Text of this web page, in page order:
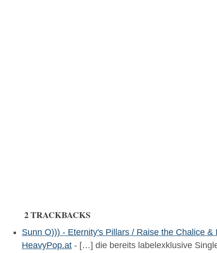
2 TRACKBACKS
Sunn O))) - Eternity's Pillars / Raise the Chalice &
HeavyPop.at - […] die bereits labelexklusive